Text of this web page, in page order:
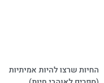
החיות שרצו להיות אמיתיות